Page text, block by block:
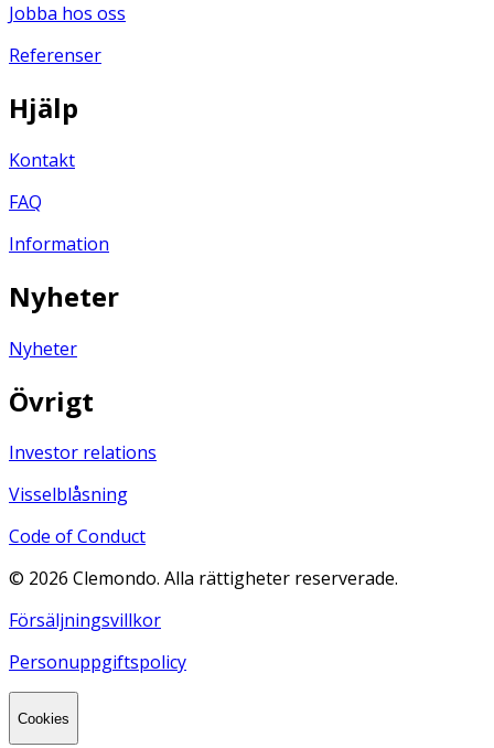
Jobba hos oss
Referenser
Hjälp
Kontakt
FAQ
Information
Nyheter
Nyheter
Övrigt
Investor relations
Visselblåsning
Code of Conduct
© 2026 Clemondo. Alla rättigheter reserverade.
Försäljningsvillkor
Personuppgiftspolicy
Cookies